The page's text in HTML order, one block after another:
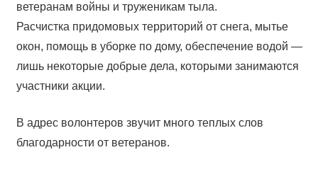
ветеранам войны и труженикам тыла.
Расчистка придомовых территорий от снега, мытье
окон, помощь в уборке по дому, обеспечение водой —
лишь некоторые добрые дела, которыми занимаются
участники акции.
В адрес волонтеров звучит много теплых слов
благодарности от ветеранов.